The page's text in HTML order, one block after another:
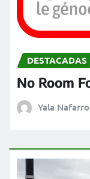
DESTACADAS
No Room
Yala